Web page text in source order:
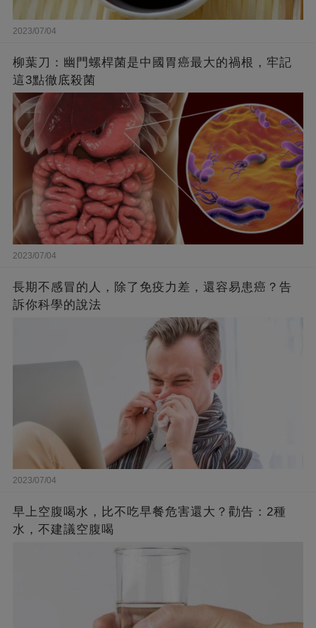
2023/07/04
柳葉刀：幽門螺桿菌是中國胃癌最大的禍根，牢記
這3點徹底殺菌
2023/07/04
長期不感冒的人，除了免疫力差，還容易患癌？告
訴你科學的說法
2023/07/04
早上空腹喝水，比不吃早餐危害還大？勸告：2種
水，不建議空腹喝